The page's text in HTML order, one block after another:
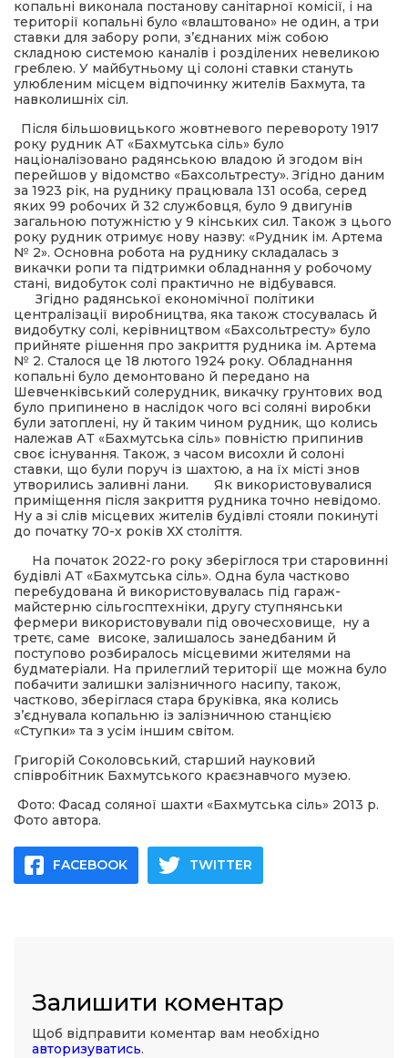
копальні виконала постанову санітарної комісії, і на
території копальні було «влаштовано» не один, а три
ставки для забору ропи, з’єднаних між собою
складною системою каналів і розділених невеликою
греблею. У майбутньому ці солоні ставки стануть
улюбленим місцем відпочинку жителів Бахмута, та
навколишніх сіл.
Після більшовицького жовтневого перевороту 1917
року рудник АТ «Бахмутська сіль» було
націоналізовано радянською владою й згодом він
перейшов у відомство «Бахсольтресту». Згідно даним
за 1923 рік, на руднику працювала 131 особа, серед
яких 99 робочих й 32 службовця, було 9 двигунів
загальною потужністю у 9 кінських сил. Також з цього
року рудник отримує нову назву: «Рудник ім. Артема
№ 2». Основна робота на руднику складалась з
викачки ропи та підтримки обладнання у робочому
стані, видобуток солі практично не відбувався.
Згідно радянської економічної політики
централізації виробництва, яка також стосувалась й
видобутку солі, керівництвом «Бахсольтресту» було
прийняте рішення про закриття рудника ім. Артема
№ 2. Сталося це 18 лютого 1924 року. Обладнання
копальні було демонтовано й передано на
Шевченківський солерудник, викачку грунтових вод
було припинено в наслідок чого всі соляні виробки
були затоплені, ну й таким чином рудник, що колись
належав АТ «Бахмутська сіль» повністю припинив
своє існування. Також, з часом висохли й солоні
ставки, що були поруч із шахтою, а на їх місті знов
утворились заливні лани. Як використовувалися
приміщення після закриття рудника точно невідомо.
Ну а зі слів місцевих жителів будівлі стояли покинуті
до початку 70-х років ХХ століття.
На початок 2022-го року зберіглося три старовинні
будівлі АТ «Бахмутська сіль». Одна була частково
перебудована й використовувалась під гараж-
майстерню сільгосптехніки, другу ступнянськи
фермери використовували під овочесховище, ну а
третє, саме високе, залишалось занедбаним й
поступово розбиралось місцевими жителями на
будматеріали. На прилеглий території ще можна було
побачити залишки залізничного насипу, також,
частково, зберіглася стара бруківка, яка колись
з’єднувала копальню із залізничною станцією
«Ступки» та з усім іншим світом.
Григорій Соколовський, старший науковий
співробітник Бахмутського краєзнавчого музею.
Фото: Фасад соляної шахти «Бахмутська сіль» 2013 р.
Фото автора.
FACEBOOK TWITTER
Залишити коментар
Щоб відправити коментар вам необхідно
авторизуватись.